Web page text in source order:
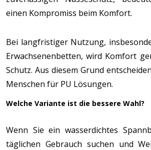
einen Kompromiss beim Komfort.
Bei langfristiger Nutzung,
Erwachsenenbetten, wird Komfort
Schutz. Aus diesem Grund
Menschen für PU Lösungen.
Welche Variante ist die bessere Wahl?
Wenn Sie ein wasserdichtes
täglichen Gebrauch suchen und